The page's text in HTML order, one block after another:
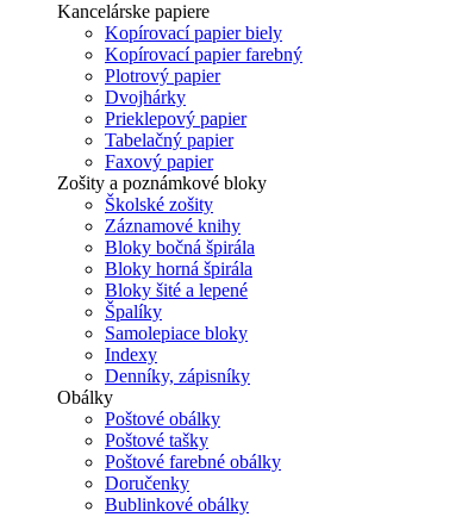
Kancelárske papiere
Kopírovací papier biely
Kopírovací papier farebný
Plotrový papier
Dvojhárky
Prieklepový papier
Tabelačný papier
Faxový papier
Zošity a poznámkové bloky
Školské zošity
Záznamové knihy
Bloky bočná špirála
Bloky horná špirála
Bloky šité a lepené
Špalíky
Samolepiace bloky
Indexy
Denníky, zápisníky
Obálky
Poštové obálky
Poštové tašky
Poštové farebné obálky
Doručenky
Bublinkové obálky